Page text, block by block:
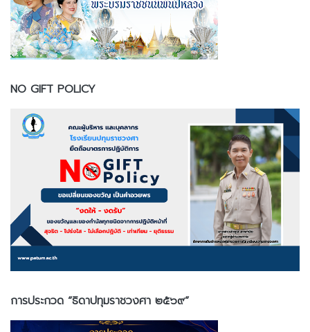
NO GIFT POLICY
การประกวด “ธิดาปทุมราชวงศา ๒๕๖๙”